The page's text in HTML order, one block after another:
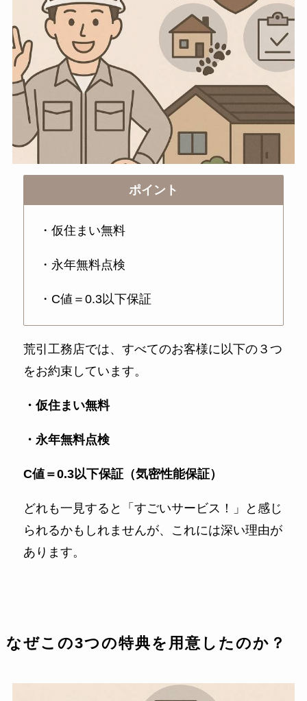
ポイント
・仮住まい無料
・永年無料点検
・C値＝0.3以下保証
荒引工務店では、すべてのお客様に以下の３つ
をお約束しています。
・仮住まい無料
・永年無料点検
C値＝0.3以下保証（気密性能保証）
どれも一見すると「すごいサービス！」と感じ
られるかもしれませんが、これには深い理由が
あります。
なぜこの3つの特典を用意したのか？